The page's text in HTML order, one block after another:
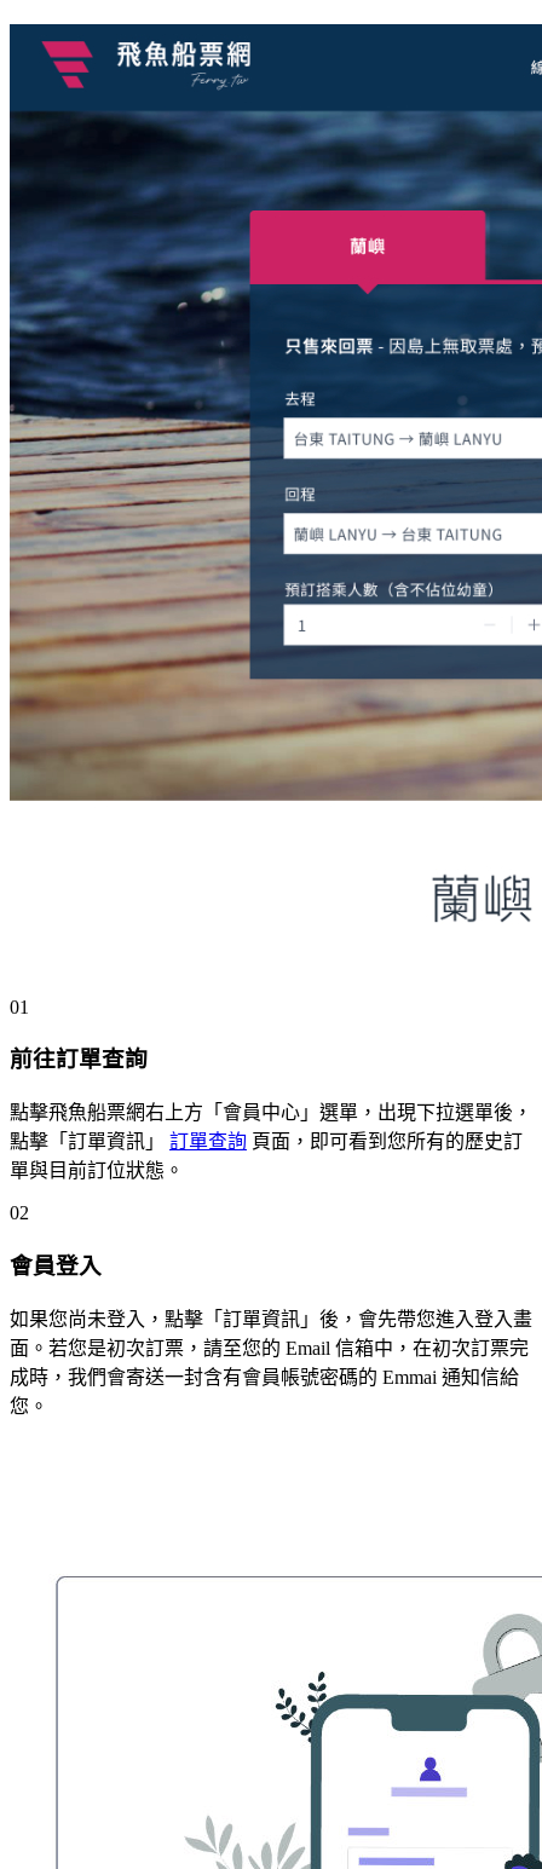
01
前往訂單查詢
點擊飛魚船票網右上方「會員中心」選單，出現下拉選單後，
點擊「訂單資訊」 訂單查詢 頁面，即可看到您所有的歷史訂
單與目前訂位狀態。
02
會員登入
如果您尚未登入，點擊「訂單資訊」後，會先帶您進入登入畫
面。若您是初次訂票，請至您的 Email 信箱中，在初次訂票完
成時，我們會寄送一封含有會員帳號密碼的 Emmai 通知信給
您。